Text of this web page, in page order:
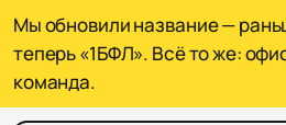
Мы обновили название —
теперь «1БФЛ». Всё то же:
команда.